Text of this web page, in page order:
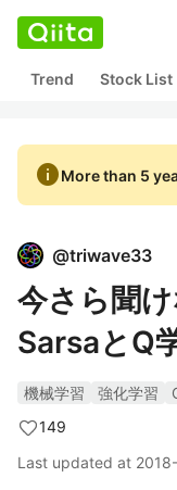
Trend Stock List
infoMore than 5
@triwave33
今さら聞
SarsaとQ
機械学習 強化学習
149
Last updated at